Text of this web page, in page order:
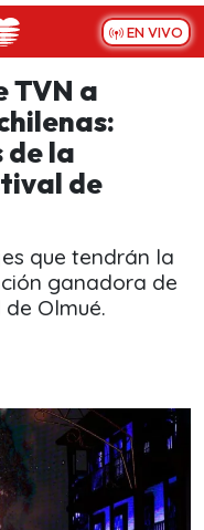
EN VIVO
TVN a
de la
de
que tendrán la
ganadora de
Olmué.